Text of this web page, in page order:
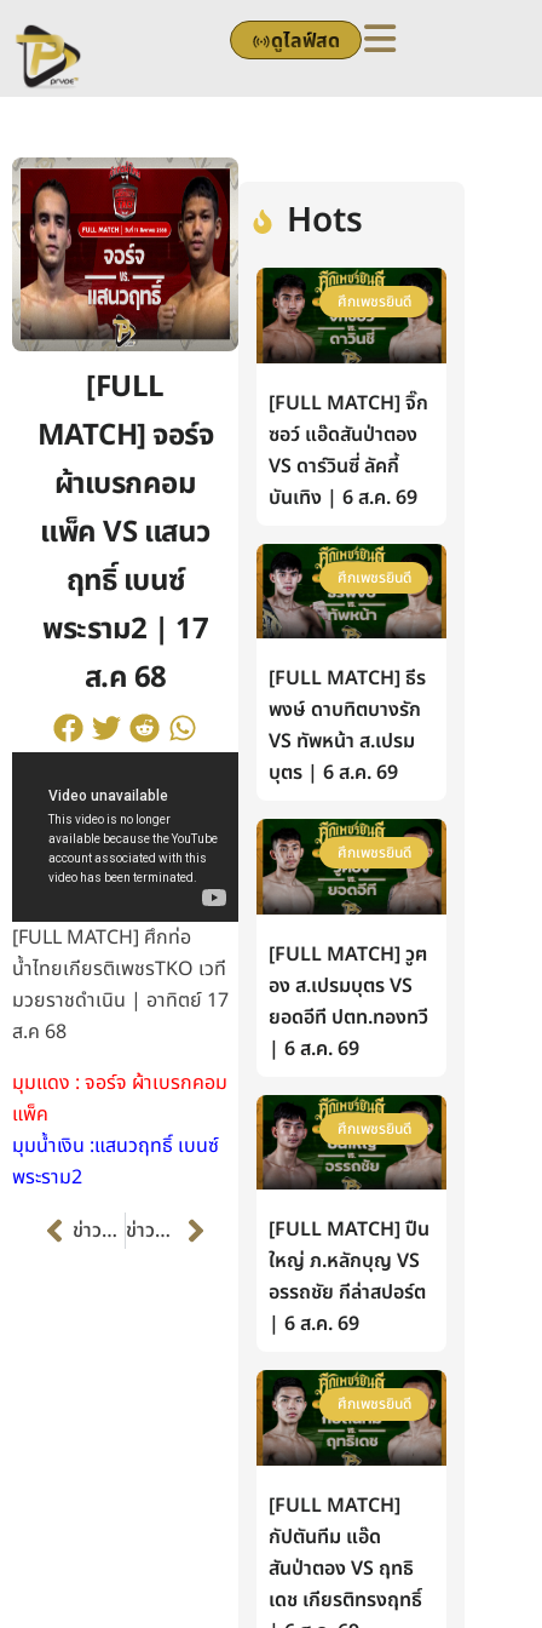
to
content
ดูไลฟ์สด
[FULL
MATCH] จอร์จ
ผ้าเบรกคอม
แพ็ค VS แสนว
ฤทธิ์ เบนซ์
พระราม2 | 17
ส.ค 68
[FULL MATCH] ศึกท่อ
น้ำไทยเกียรติเพชรTKO เวที
มวยราชดำเนิน | อาทิตย์ 17
ส.ค 68
มุมแดง : จอร์จ ผ้าเบรกคอม
แพ็ค
มุมน้ำเงิน :แสนวฤทธิ์ เบนซ์
พระราม2
Prevข่าวก่อนหน้า ข่าวต่อไป Next
Hots
ศึกเพชรยินดี
[FULL MATCH] จิ๊ก
ซอว์ แอ๊ดสันป่าตอง
VS ดาร์วินซี่ ลัคกี้
บันเทิง | 6 ส.ค. 69
ศึกเพชรยินดี
[FULL MATCH] ธีร
พงษ์ ดาบทิตบางรัก
VS ทัพหน้า ส.เปรม
บุตร | 6 ส.ค. 69
ศึกเพชรยินดี
[FULL MATCH] วูฅ
อง ส.เปรมบุตร VS
ยอดอีที ปตท.ทองทวี
| 6 ส.ค. 69
ศึกเพชรยินดี
[FULL MATCH] ปืน
ใหญ่ ภ.หลักบุญ VS
อรรถชัย กีล่าสปอร์ต
| 6 ส.ค. 69
ศึกเพชรยินดี
[FULL MATCH]
กัปตันทีม แอ๊ด
สันป่าตอง VS ฤทธิ
เดช เกียรติทรงฤทธิ์